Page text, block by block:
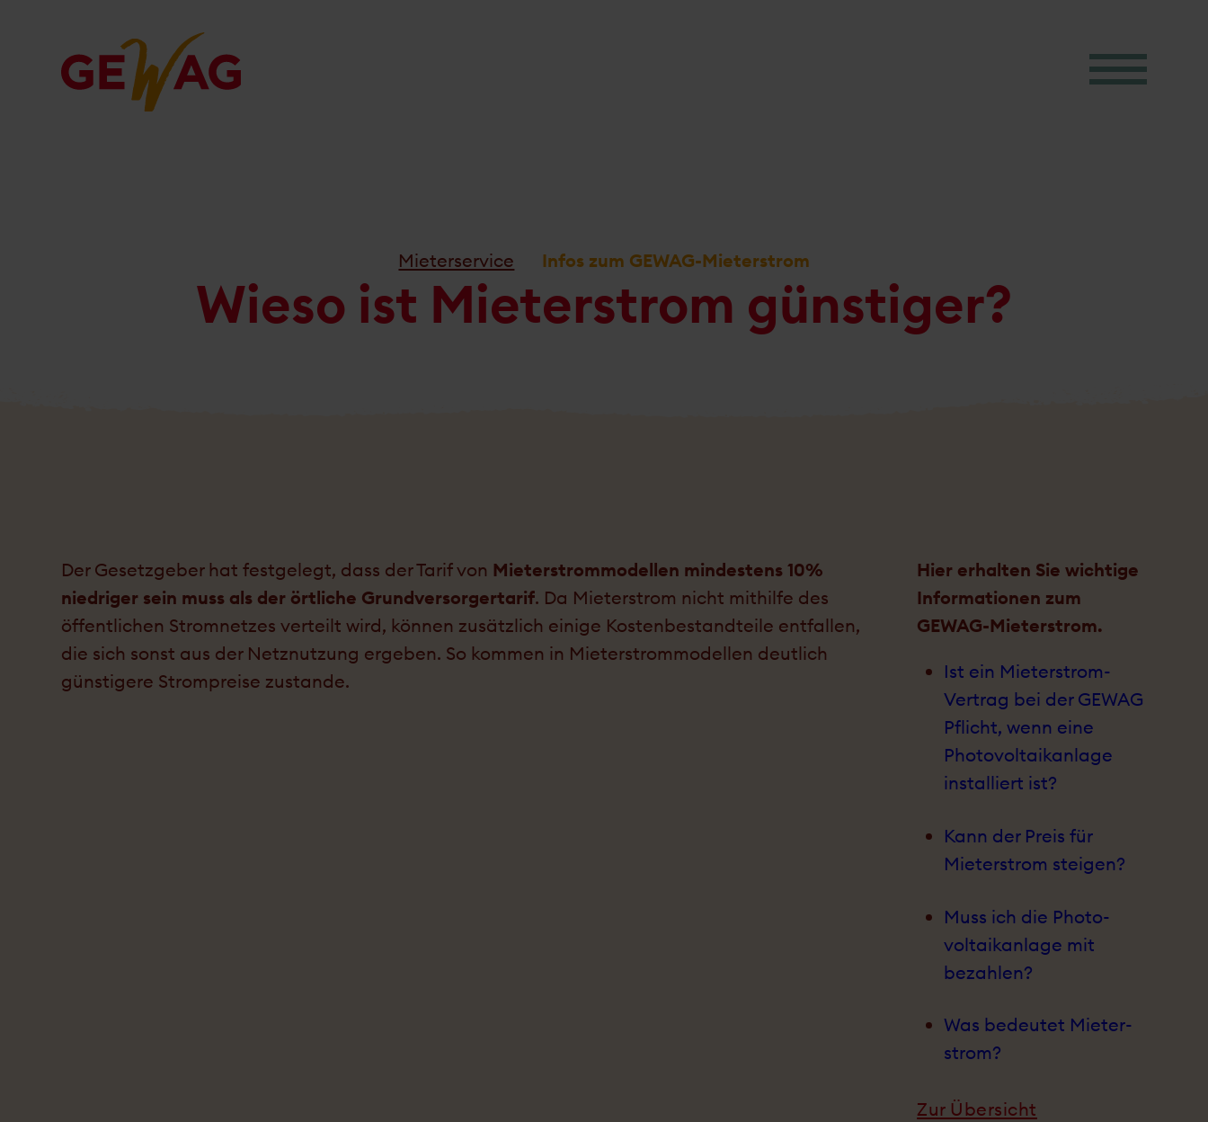
Mieterservice Infos zum GEWAG-Mieterstrom
Wieso ist Mieter­strom günstiger?
Der Gesetzgeber hat festgelegt, dass der Tarif von Mieterstrommodellen min­des­tens 10%
niedriger sein muss als der örtliche Grund­versorger­tarif. Da Mieter­strom nicht mithilfe des
öffentlichen Strom­netzes verteilt wird, können zusätzlich einige Kosten­bestand­teile ent­fallen,
die sich sonst aus der Netz­nutzung ergeben. So kommen in Mieter­strom­modellen deutlich
günstigere Strom­preise zu­­stande.
Hier erhalten Sie wichtige
Informationen zum
GEWAG-Mieterstrom.
Ist ein Mieter­strom-
Vertrag bei der GEWAG
Pflicht, wenn eine
Photo­voltaik­anlage
installiert ist?
Kann der Preis für
Mieter­strom steigen?
Muss ich die Photo­
voltaik­anlage mit
bezahlen?
Was bedeutet Mieter­
strom?
Zur Übersicht